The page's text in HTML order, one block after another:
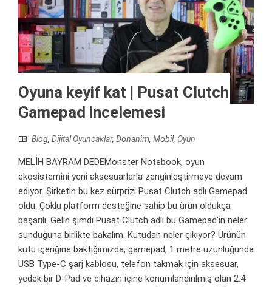
Oyuna keyif kat | Pusat Clutch
Gamepad incelemesi
Blog, Dijital Oyuncaklar, Donanim, Mobil, Oyun
MELİH BAYRAM DEDEMonster Notebook, oyun
ekosistemini yeni aksesuarlarla zenginleştirmeye devam
ediyor. Şirketin bu kez sürprizi Pusat Clutch adlı Gamepad
oldu. Çoklu platform desteğine sahip bu ürün oldukça
başarılı. Gelin şimdi Pusat Clutch adlı bu Gamepad'in neler
sunduğuna birlikte bakalım. Kutudan neler çıkıyor? Ürünün
kutu içeriğine baktığımızda, gamepad, 1 metre uzunluğunda
USB Type-C şarj kablosu, telefon takmak için aksesuar,
yedek bir D-Pad ve cihazın içine konumlandırılmış olan 2.4